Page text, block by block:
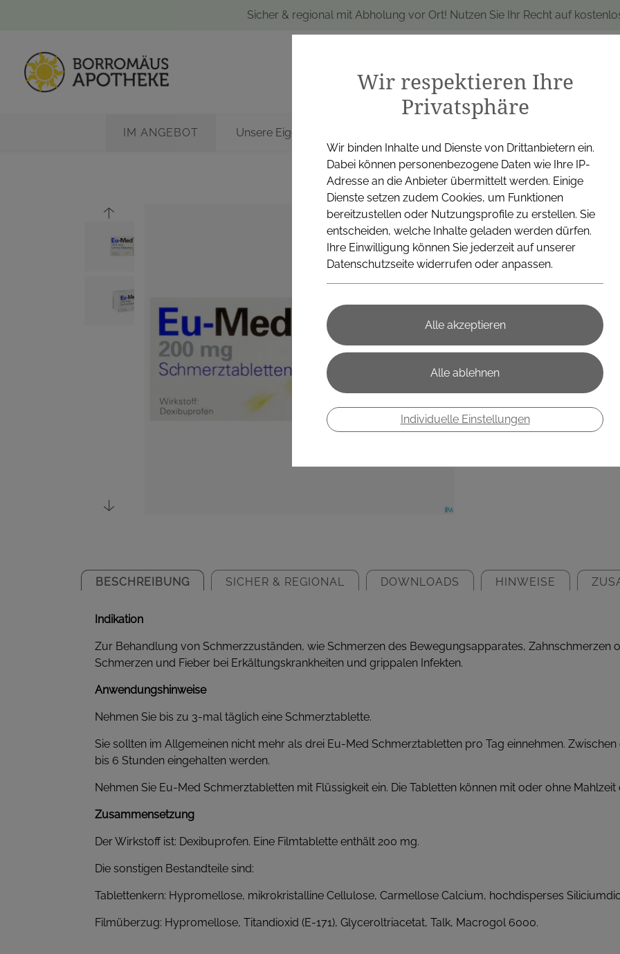
Sicher & regional mit Abholung vor Ort! Nutzen Sie Ihr Recht auf
IM ANGEBOT Unsere Eigenprodukte
GEBRO PHARMA GMBH
Eu-Med
200mg 50
€ 12,45
€ 0,25 / Stück
Preis inkl. MwSt.
BESCHREIBUNG SICHER & REGIONAL DOWNLOADS HINWEISE
Indikation
Zur Behandlung von Schmerzzuständen, wie Schmerzen des Bewegungsapparates, Zahnschmerzen
Schmerzen und Fieber bei Erkältungskrankheiten und grippalen Infekten.
Anwendungshinweise
Nehmen Sie bis zu 3-mal täglich eine Schmerztablette.
Sie sollten im Allgemeinen nicht mehr als drei Eu-Med Schmerztabletten pro Tag einnehmen.
bis 6 Stunden eingehalten werden.
Nehmen Sie Eu-Med Schmerztabletten mit Flüssigkeit ein. Die Tabletten können mit oder ohne
Zusammensetzung
Der Wirkstoff ist: Dexibuprofen. Eine Filmtablette enthält 200 mg.
Die sonstigen Bestandteile sind:
Tablettenkern: Hypromellose, mikrokristalline Cellulose, Carmellose Calcium, hochdisperses
Filmüberzug: Hypromellose, Titandioxid (E-171), Glyceroltriacetat, Talk, Macrogol 6000.
Wir respektieren Ihre
Privatsphäre
Wir binden Inhalte und Dienste von Drittanbietern ein.
Dabei können personenbezogene Daten wie Ihre IP-
Adresse an die Anbieter übermittelt werden. Einige
Dienste setzen zudem Cookies, um Funktionen
bereitzustellen oder Nutzungsprofile zu erstellen. Sie
entscheiden, welche Inhalte geladen werden dürfen.
Ihre Einwilligung können Sie jederzeit auf unserer
Datenschutzseite widerrufen oder anpassen.
Individuelle Einstellungen